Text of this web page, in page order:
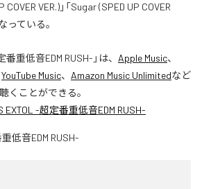
VER.)」「Sugar (SPED UP COVER
っている。
番重低音EDM RUSH- 」は、 Apple Music、
YouTube Music、 Amazon Music Unlimitedなど
くことができる。
EXTOL -超定番重低音EDM RUSH-